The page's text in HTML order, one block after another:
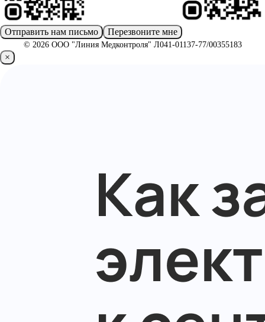
Отправить нам письмо Перезвоните мне
© 2026 ООО "Линия Медконтроля" Л041-01137-77/00355183
×